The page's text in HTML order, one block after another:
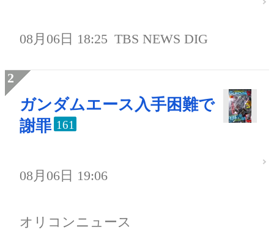
08月06日 18:25 TBS NEWS DIG
ガンダムエース入手困難で
謝罪 161
08月06日 19:06
オリコンニュース